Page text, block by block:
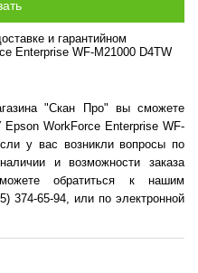
и гарантийном
Enterprise WF-M21000 D4TW
"Скан Про" вы сможете
WorkForce Enterprise WF-
у вас возникли вопросы по
и возможности заказа
обратиться к нашим
374-65-94, или по электронной